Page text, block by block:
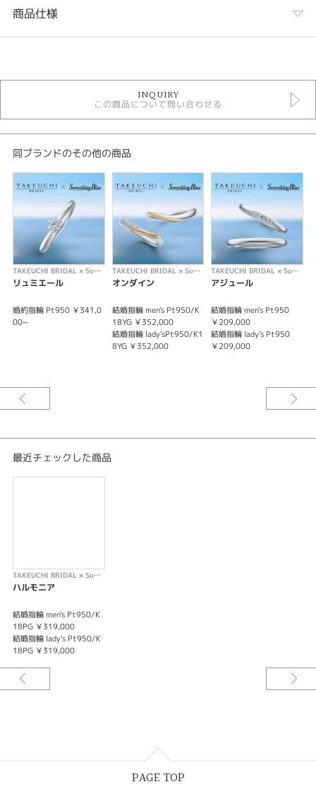
商品仕様
TAKEUCHI BRIDAL × Something Blue ＞ 結婚指輪
メンズ
紹介文
ふたりが寄り添って歩むこと。
海と空が優しく溶け合い調和するように、
互いの気持ちがひとつに重なる軌跡と美しさを感じて。
※価格は税込みになります。
INQUIRY
この商品について問い合わせる
同ブランドのその他の商品
TAKEUCHI BRIDAL × Something Blue
リュミエール
婚約指輪 Pt950 ￥341,0
00~
TAKEUCHI BRIDAL × Something Blue
オンダイン
結婚指輪 men's Pt950/K
18YG ￥352,000
結婚指輪 lady'sPt950/K1
8YG ￥352,000
TAKEUCHI BRIDAL × Something Blue
アジュール
結婚指輪 men's Pt950
￥209,000
結婚指輪 lady's Pt950
￥209,000
最近チェックした商品
TAKEUCHI BRIDAL × Something Blue
ハルモニア
結婚指輪 men's Pt950/K
18PG ￥319,000
結婚指輪 lady's Pt950/K
18PG ￥319,000
PAGE TOP